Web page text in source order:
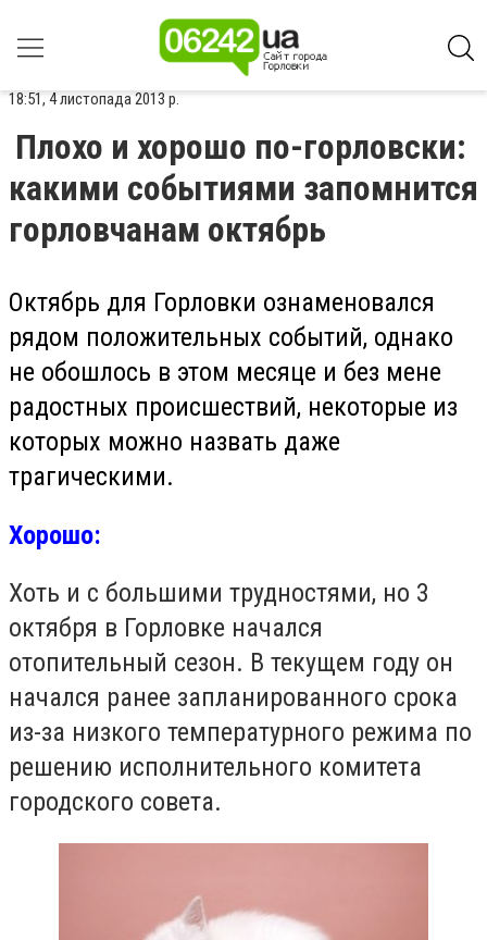
18:51, 4 листопада 2013 р.
Плохо и хорошо по-горловски:
какими событиями запомнится
горловчанам октябрь
Октябрь для Горловки ознаменовался
рядом положительных событий, однако
не обошлось в этом месяце и без мене
радостных происшествий, некоторые из
которых можно назвать даже
трагическими.
Хорошо:
Хоть и с большими трудностями, но 3
октября в Горловке начался
отопительный сезон. В текущем году он
начался ранее запланированного срока
из-за низкого температурного режима по
решению исполнительного комитета
городского совета.